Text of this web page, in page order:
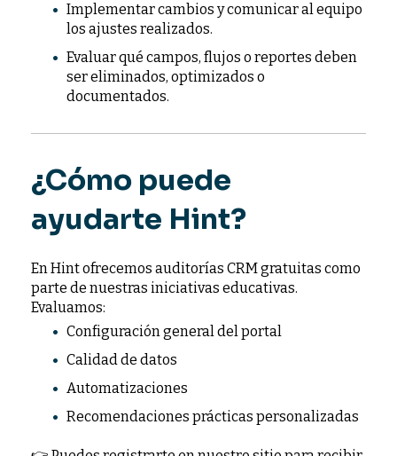
Implementar cambios y comunicar al equipo
los ajustes realizados.
Evaluar qué campos, flujos o reportes deben
ser eliminados, optimizados o
documentados.
¿Cómo puede
ayudarte Hint?
En Hint ofrecemos auditorías CRM gratuitas como
parte de nuestras iniciativas educativas.
Evaluamos:
Configuración general del portal
Calidad de datos
Automatizaciones
Recomendaciones prácticas personalizadas